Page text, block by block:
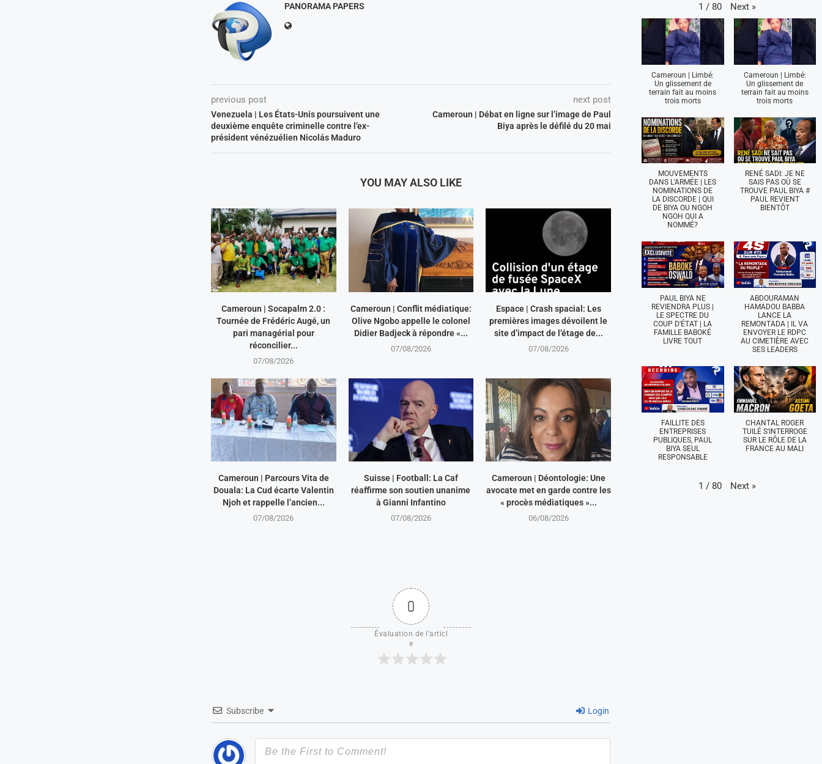
PANORAMA PAPERS
previous post
Venezuela | Les États-Unis poursuivent une
deuxième enquête criminelle contre l’ex-
président vénézuélien Nicolás Maduro
next post
Cameroun | Débat en ligne sur l’image de Paul
Biya après le défilé du 20 mai
YOU MAY ALSO LIKE
Cameroun | Socapalm 2.0 :
Tournée de Frédéric Augé, un
pari managérial pour
réconcilier...
07/08/2026
Cameroun | Conflit médiatique:
Olive Ngobo appelle le colonel
Didier Badjeck à répondre «...
07/08/2026
Espace | Crash spacial: Les
premières images dévoilent le
site d’impact de l’étage de...
07/08/2026
Cameroun | Parcours Vita de
Douala: La Cud écarte Valentin
Njoh et rappelle l’ancien...
07/08/2026
Suisse | Football: La Caf
réaffirme son soutien unanime
à Gianni Infantino
07/08/2026
Cameroun | Déontologie: Une
avocate met en garde contre les
« procès médiatiques »...
06/08/2026
0
Évaluation de l'articl
e
Subscribe Login
1 / 80 Next »
Cameroun | Limbé:
Un glissement de
terrain fait au moins
trois morts
Cameroun | Limbé:
Un glissement de
terrain fait au moins
trois morts
MOUVEMENTS
DANS L'ARMÉE | LES
NOMINATIONS DE
LA DISCORDE | QUI
DE BIYA OU NGOH
NGOH QUI A
NOMMÉ?
RENÉ SADI: JE NE
SAIS PAS OÙ SE
TROUVE PAUL BIYA #
PAUL REVIENT
BIENTÔT
PAUL BIYA NE
REVIENDRA PLUS |
LE SPECTRE DU
COUP D'ÉTAT | LA
FAMILLE BABOKÉ
LIVRE TOUT
ABDOURAMAN
HAMADOU BABBA
LANCE LA
REMONTADA | IL VA
ENVOYER LE RDPC
AU CIMETIÈRE AVEC
SES LEADERS
FAILLITE DES
ENTREPRISES
PUBLIQUES, PAUL
BIYA SEUL
RESPONSABLE
CHANTAL ROGER
TUILÉ S'INTERROGE
SUR LE RÔLE DE LA
FRANCE AU MALI
1 / 80 Next »